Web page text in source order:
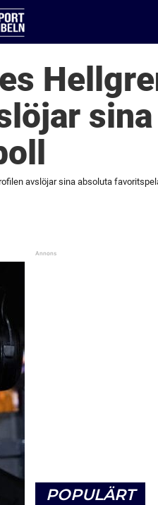
avslöjar sina absoluta
POPULÄRT